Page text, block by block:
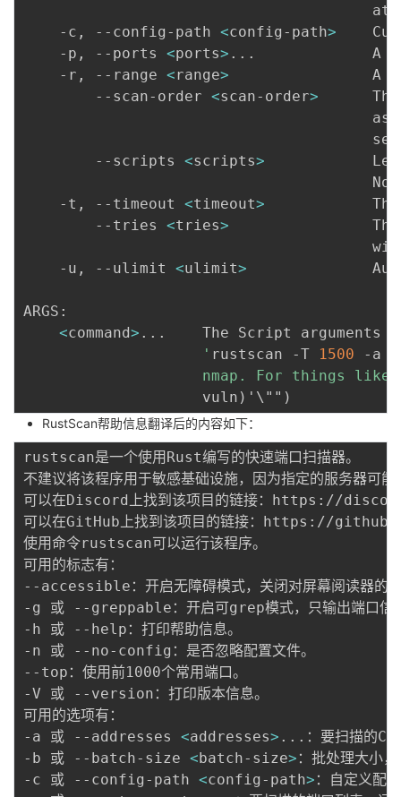
    -c, --config-path
<config-path>
    -p, --ports
<ports> .. .             A list
    -r, --range
<range>
A
        --scan-order
<scan-order>
        --scripts
<scripts>
    -t, --timeout
<timeout>
        --tries
<tries>
    -u, --ulimit
<ulimit>
ARGS:
<command> .. .    The Script arguments
                    '
rustscan -T 1500 -a
nmap. For things like
                    vuln
) ' \ "" )
RustScan帮助信息翻译后的内容如下：
rustscan是一个使用Rust编写的快速端口扫描器。
不建议将该程序用于敏感基础设施，因为指定的服务器可
可以在Discord上找到该项目的链接：https://
可以在GitHub上找到该项目的链接：https://
使用命令rustscan可以运行该程序。
可用的标志有：
--accessible：开启无障碍模式，关闭对屏幕阅读器的
-g 或 --greppable：开启可grep模式，只输出端口信息
-h 或 --help：打印帮助信息。
-n 或 --no-config：是否忽略配置文件。
--top：使用前1000个常用端口。
-V 或 --version：打印版本信息。
可用的选项有：
-a 或 --addresses <addresses> .. .：要扫描的
-b 或 --batch-size <batch-size> ：批处理大小
-c 或 --config-path <config-path> ：自定义配